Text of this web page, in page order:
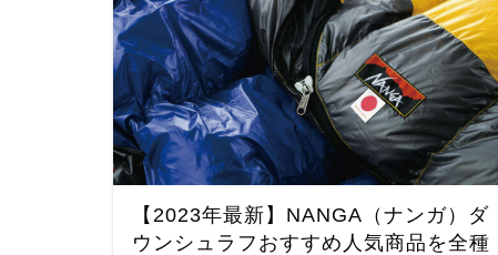
【2023年最新】NANGA（ナンガ）ダ
ウンシュラフおすすめ人気商品を全種